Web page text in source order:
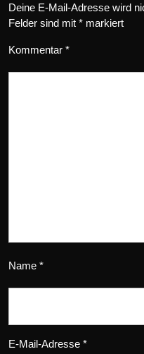
Deine E-Mail-Adresse wird
Felder sind mit * markiert
Kommentar *
Name *
E-Mail-Adresse *